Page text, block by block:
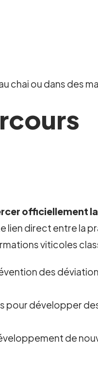
chai ou dans des
officiellement
lien direct entre la
viticoles
des
pour développer
de